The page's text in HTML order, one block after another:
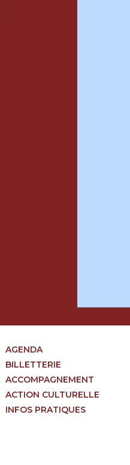
AGENDA
BILLETTERIE
ACCOMPAGNEMENT
ACTION CULTURELLE
INFOS PRATIQUES